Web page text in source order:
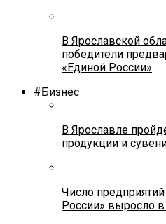
В Ярославской
победители
«Единой России»
#Бизнес
В Ярославле
продукции и
Число
России» выросло